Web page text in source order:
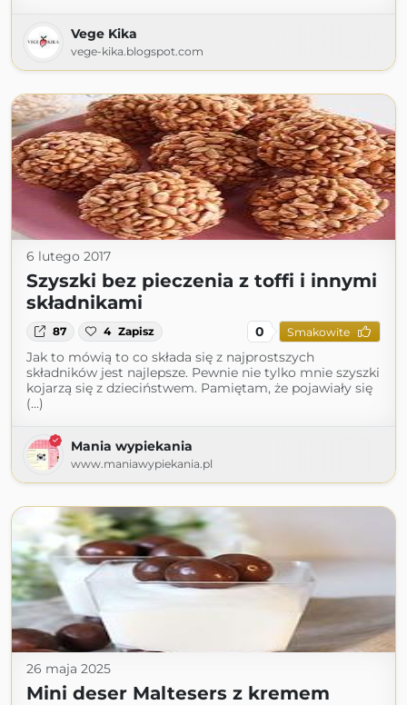
Vege Kika
vege-kika.blogspot.com
6 lutego 2017
Szyszki bez pieczenia z toffi i innymi
składnikami
87 4 Zapisz 0 Smakowite
Jak to mówią to co składa się z najprostszych
składników jest najlepsze. Pewnie nie tylko mnie szyszki
kojarzą się z dzieciństwem. Pamiętam, że pojawiały się
(...)
Mania wypiekania
www.maniawypiekania.pl
26 maja 2025
Mini deser Maltesers z kremem